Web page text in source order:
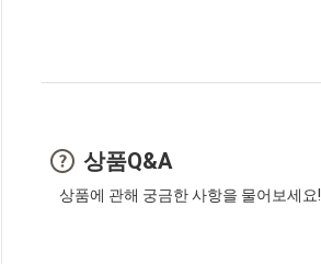
상품Q&A
상품에 관해 궁금한 사항을 물어보세요!